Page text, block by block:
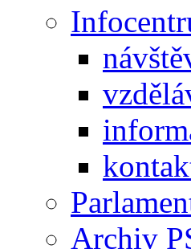
Archiv